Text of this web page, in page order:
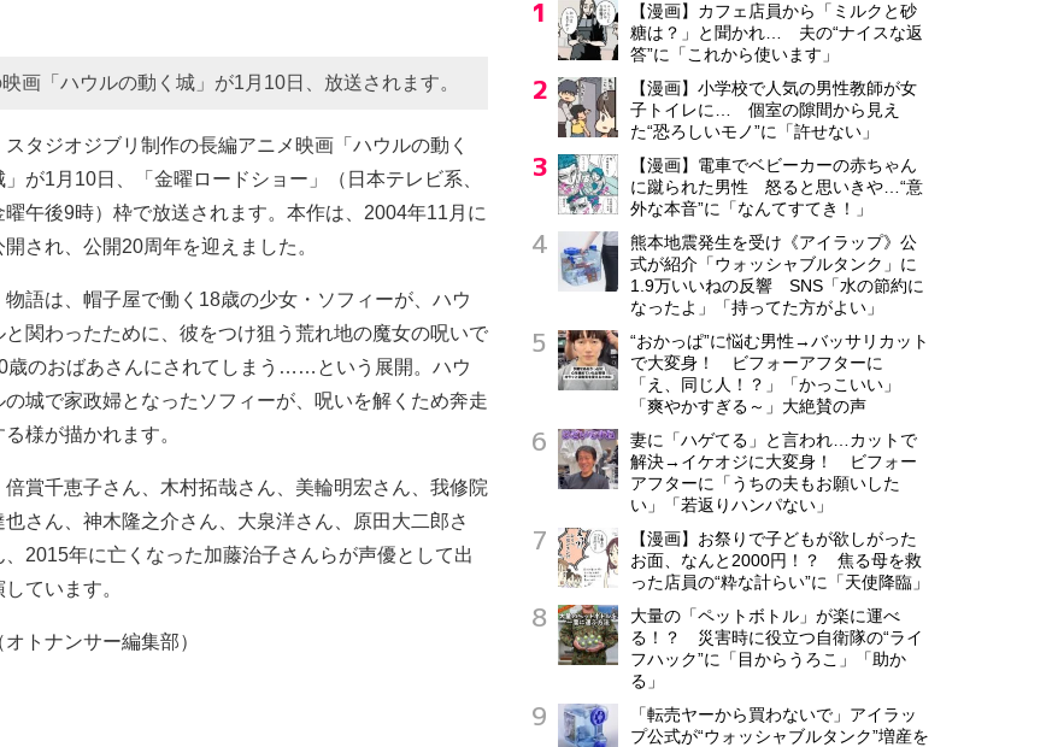
画「ハウルの動く城」が1月10日、放送されます。
タジオジブリ制作の長編アニメ映画「ハウルの動く
」が1月10日、「金曜ロードショー」（日本テレビ系、
曜午後9時）枠で放送されます。本作は、2004年11月に
開され、公開20周年を迎えました。
語は、帽子屋で働く18歳の少女・ソフィーが、ハウ
と関わったために、彼をつけ狙う荒れ地の魔女の呪いで
歳のおばあさんにされてしまう……という展開。ハウ
の城で家政婦となったソフィーが、呪いを解くため奔走
る様が描かれます。
賞千恵子さん、木村拓哉さん、美輪明宏さん、我修院
也さん、神木隆之介さん、大泉洋さん、原田大二郎さ
、2015年に亡くなった加藤治子さんらが声優として出
しています。
オトナンサー編集部）
【漫画】カフェ店員から「ミルクと砂
糖は？」と聞かれ… 夫の“ナイスな返
答”に「これから使います」
【漫画】小学校で人気の男性教師が女
子トイレに… 個室の隙間から見え
た“恐ろしいモノ”に「許せない」
【漫画】電車でベビーカーの赤ちゃん
に蹴られた男性 怒ると思いきや…“意
外な本音”に「なんてすてき！」
熊本地震発生を受け《アイラップ》公
式が紹介「ウォッシャブルタンク」に
1.9万いいねの反響 SNS「水の節約に
なったよ」「持ってた方がよい」
“おかっぱ”に悩む男性→バッサリカット
で大変身！ ビフォーアフターに
「え、同じ人！？」「かっこいい」
「爽やかすぎる～」大絶賛の声
妻に「ハゲてる」と言われ…カットで
解決→イケオジに大変身！ ビフォー
アフターに「うちの夫もお願いした
い」「若返りハンパない」
【漫画】お祭りで子どもが欲しがった
お面、なんと2000円！？ 焦る母を救
った店員の“粋な計らい”に「天使降臨」
大量の「ペットボトル」が楽に運べ
る！？ 災害時に役立つ自衛隊の“ライ
フハック”に「目からうろこ」「助か
る」
「転売ヤーから買わないで」アイラッ
プ公式が“ウォッシャブルタンク”増産を